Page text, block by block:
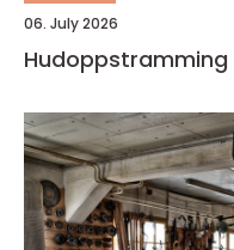
06. July 2026